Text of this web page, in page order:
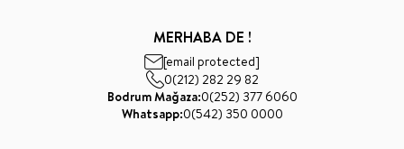
MERHABA DE !
[email protected]
0(212) 282 29 82
Bodrum Mağaza:0(252) 377 6060
Whatsapp:0(542) 350 0000